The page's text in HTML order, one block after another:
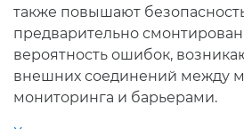
также повышают
предварительно
вероятность ошибок,
внешних соединений между
мониторинга и барьерами.